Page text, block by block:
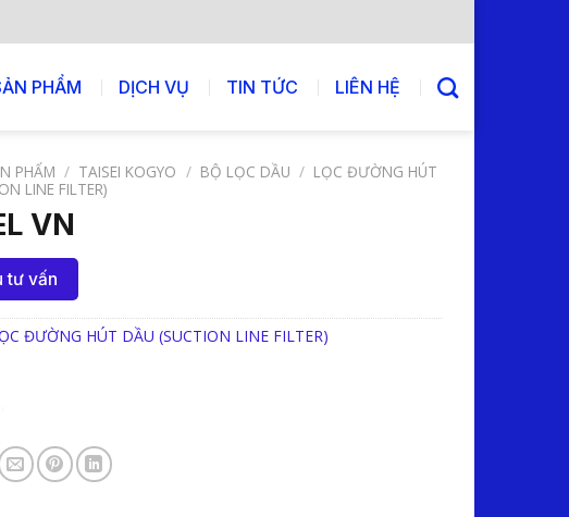
PHẨM DỊCH VỤ TIN TỨC LIÊN HỆ
PHẨM / TAISEI KOGYO / BỘ LỌC DẦU / LỌC ĐƯỜNG HÚT
LINE FILTER)
VN
tư vấn
ĐƯỜNG HÚT DẦU (SUCTION LINE FILTER)